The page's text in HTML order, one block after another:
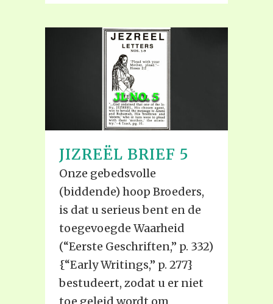
JIZREËL BRIEF 5
Onze gebedsvolle
(biddende) hoop Broeders,
is dat u serieus bent en de
toegevoegde Waarheid
(“Eerste Geschriften,” p. 332)
{“Early Writings,” p. 277}
bestudeert, zodat u er niet
toe geleid wordt om